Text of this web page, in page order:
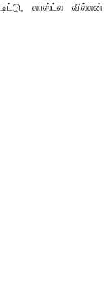
லாஸ்ட்ல வில்லன்